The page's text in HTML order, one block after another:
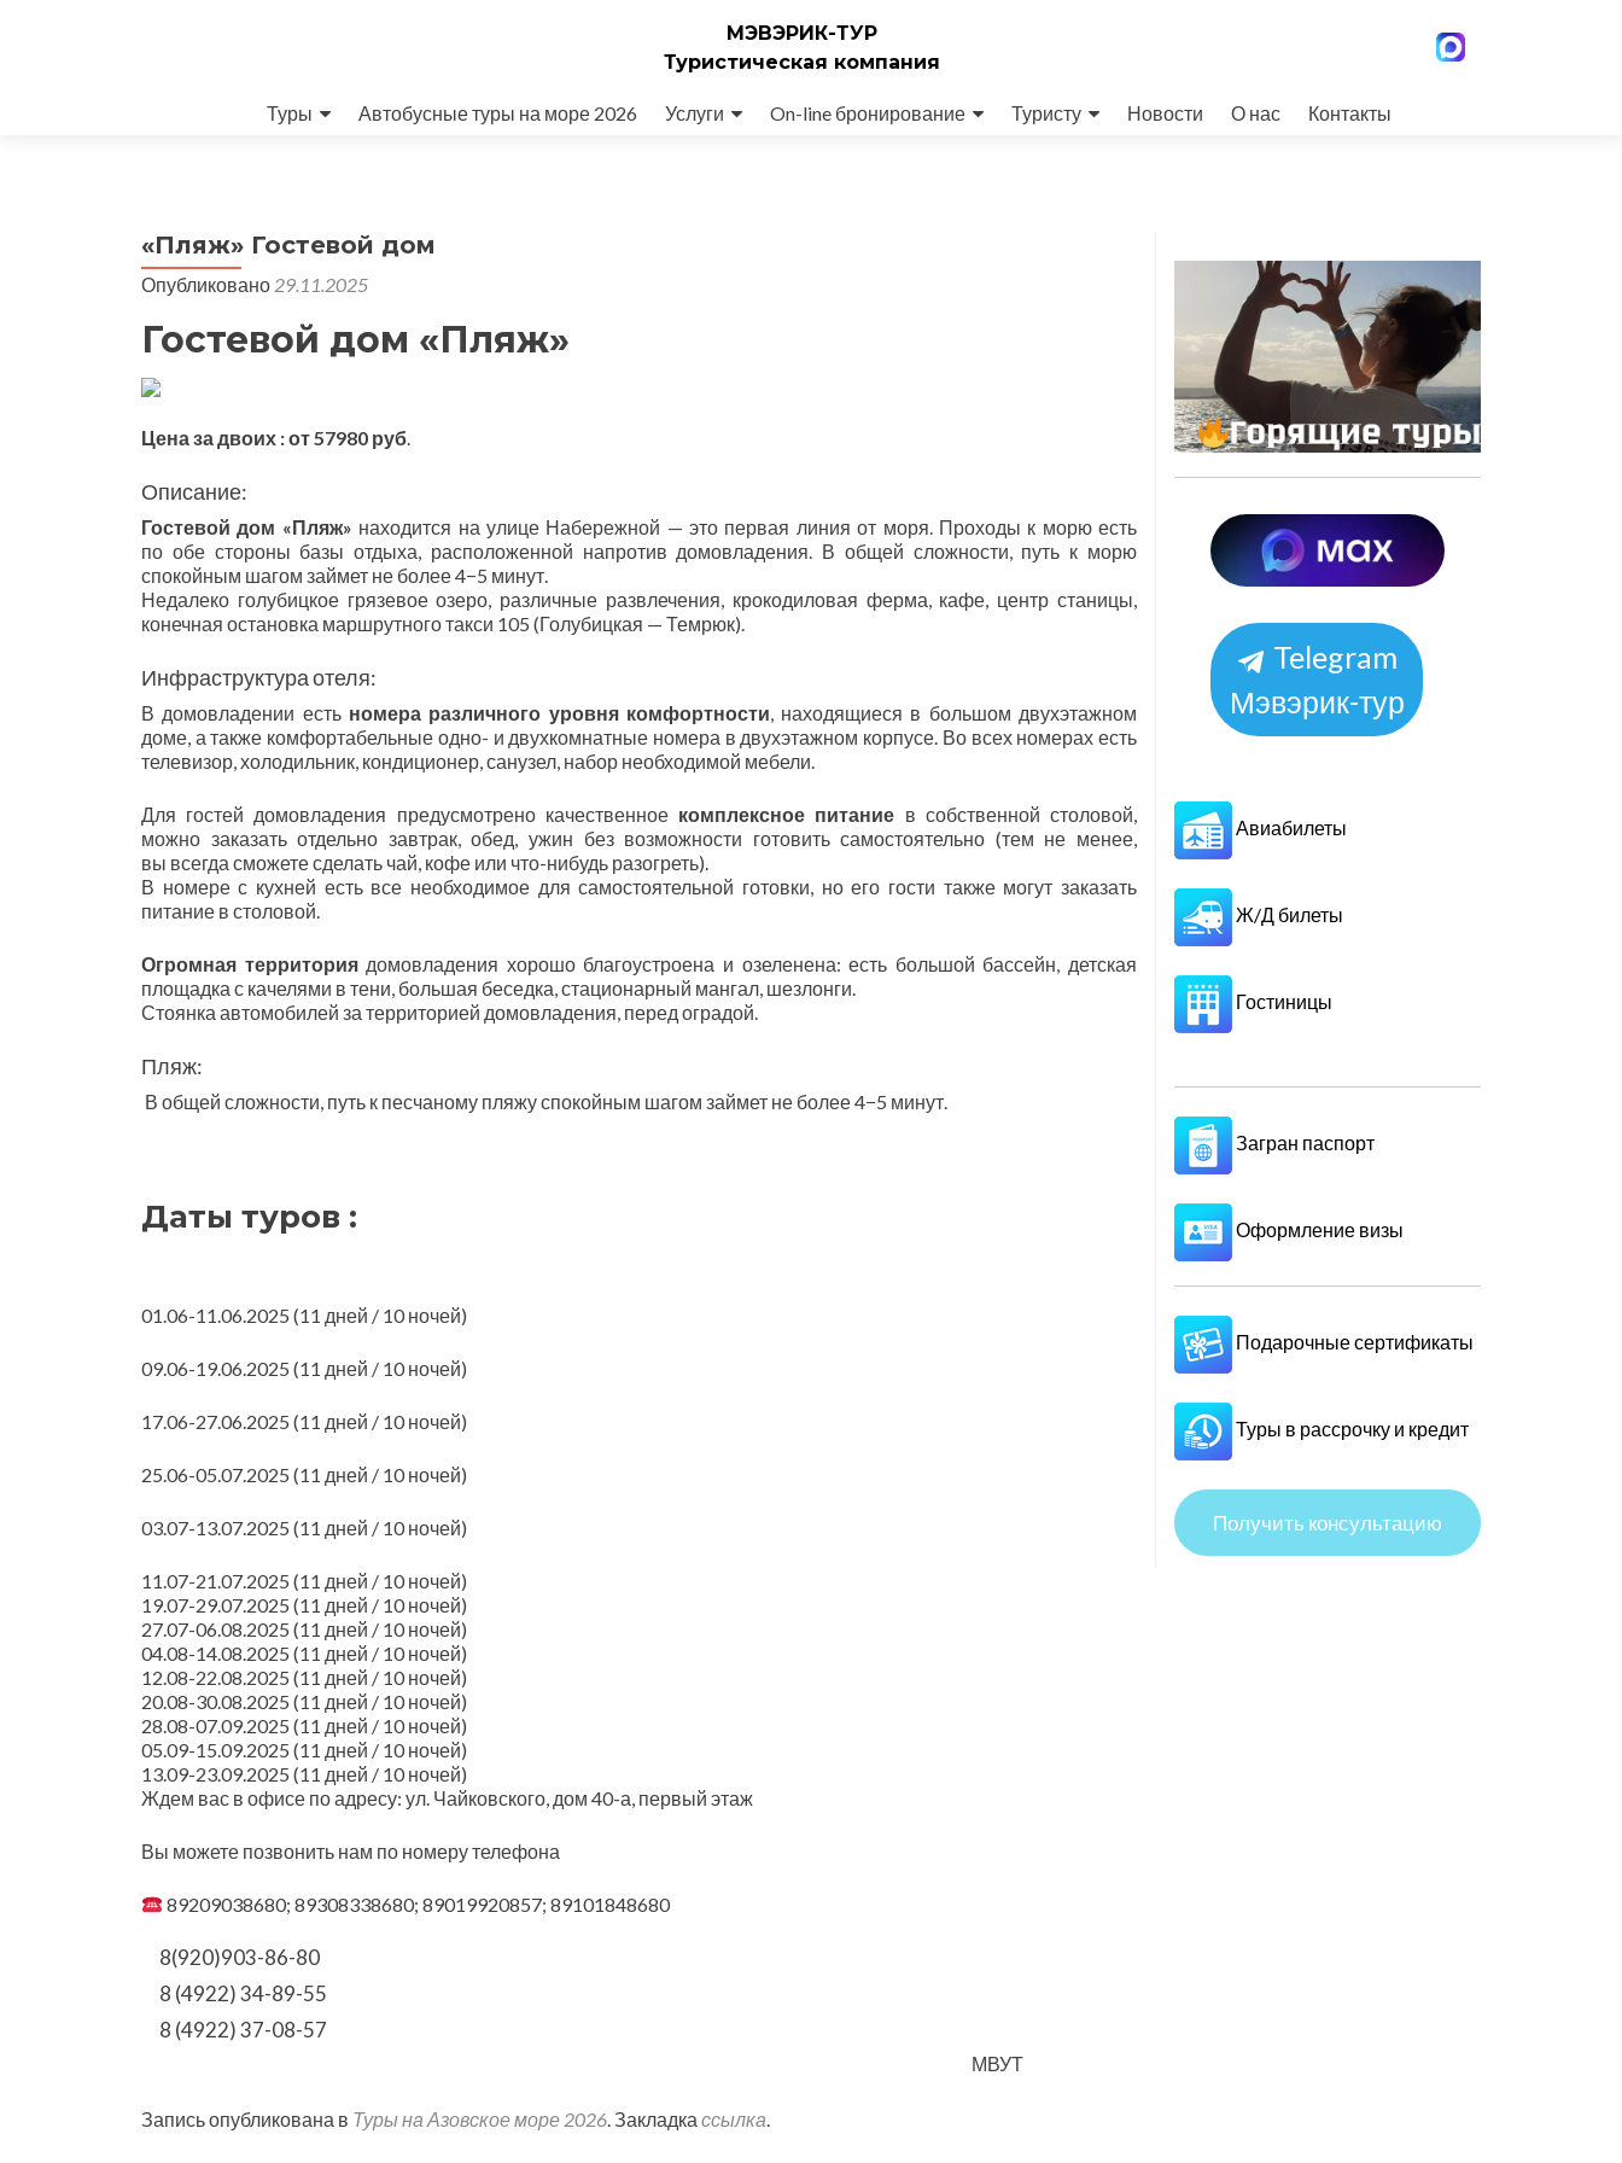
МЭВЭРИК-ТУР
Туристическая компания
Перейти к содержимому
Туры Автобусные туры на море 2026 Услуги On-line бронирование Туристу Новости О нас Контакты
«Пляж» Гостевой дом
Опубликовано 29.11.2025
Гостевой дом «Пляж»
Цена за двоих : от 57980 руб.
Описание:
Гостевой дом «Пляж» находится на улице Набережной — это первая линия от моря. Проходы к морю есть
по обе стороны базы отдыха, расположенной напротив домовладения. В общей сложности, путь к морю
спокойным шагом займет не более 4−5 минут.
Недалеко голубицкое грязевое озеро, различные развлечения, крокодиловая ферма, кафе, центр станицы,
конечная остановка маршрутного такси 105 (Голубицкая — Темрюк).
Инфраструктура отеля:
В домовладении есть номера различного уровня комфортности, находящиеся в большом двухэтажном
доме, а также комфортабельные одно- и двухкомнатные номера в двухэтажном корпусе. Во всех номерах есть
телевизор, холодильник, кондиционер, санузел, набор необходимой мебели.
Для гостей домовладения предусмотрено качественное комплексное питание в собственной столовой,
можно заказать отдельно завтрак, обед, ужин без возможности готовить самостоятельно (тем не менее,
вы всегда сможете сделать чай, кофе или что-нибудь разогреть).
В номере с кухней есть все необходимое для самостоятельной готовки, но его гости также могут заказать
питание в столовой.
Огромная территориядомовладения хорошо благоустроена и озеленена: есть большой бассейн, детская
площадка с качелями в тени, большая беседка, стационарный мангал, шезлонги.
Стоянка автомобилей за территорией домовладения, перед оградой.
Пляж:
В общей сложности, путь к песчаному пляжу спокойным шагом займет не более 4−5 минут.
Даты туров :
01.06-11.06.2025 (11 дней / 10 ночей)
09.06-19.06.2025 (11 дней / 10 ночей)
17.06-27.06.2025 (11 дней / 10 ночей)
25.06-05.07.2025 (11 дней / 10 ночей)
03.07-13.07.2025 (11 дней / 10 ночей)
11.07-21.07.2025 (11 дней / 10 ночей)
19.07-29.07.2025 (11 дней / 10 ночей)
27.07-06.08.2025 (11 дней / 10 ночей)
04.08-14.08.2025 (11 дней / 10 ночей)
12.08-22.08.2025 (11 дней / 10 ночей)
20.08-30.08.2025 (11 дней / 10 ночей)
28.08-07.09.2025 (11 дней / 10 ночей)
05.09-15.09.2025 (11 дней / 10 ночей)
13.09-23.09.2025 (11 дней / 10 ночей)
Ждем вас в офисе по адресу: ул. Чайковского, дом 40-а, первый этаж
Вы можете позвонить нам по номеру телефона
89209038680; 89308338680; 89019920857; 89101848680
8(920)903-86-80
8 (4922) 34-89-55
8 (4922) 37-08-57
МВУТ
Запись опубликована в Туры на Азовское море 2026. Закладка ссылка.
Telegram
Мэвэрик-тур
Авиабилеты
Ж/Д билеты
Гостиницы
Загран паспорт
Оформление визы
Подарочные сертификаты
Туры в рассрочку и кредит
Получить консультацию